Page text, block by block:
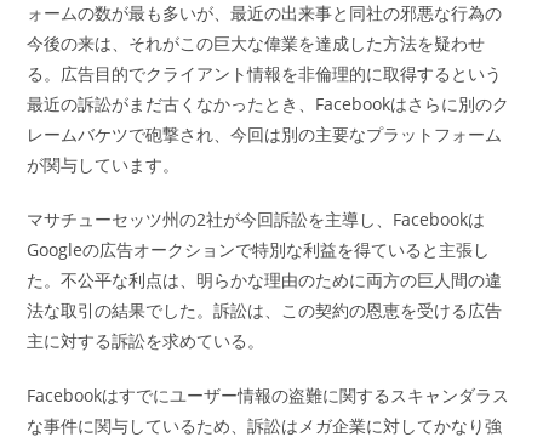
ォームの数が最も多いが、最近の出来事と同社の邪悪な行為の
今後の来は、それがこの巨大な偉業を達成した方法を疑わせ
る。広告目的でクライアント情報を非倫理的に取得するという
最近の訴訟がまだ古くなかったとき、Facebookはさらに別のク
レームバケツで砲撃され、今回は別の主要なプラットフォーム
が関与しています。
マサチューセッツ州の2社が今回訴訟を主導し、Facebookは
Googleの広告オークションで特別な利益を得ていると主張し
た。不公平な利点は、明らかな理由のために両方の巨人間の違
法な取引の結果でした。訴訟は、この契約の恩恵を受ける広告
主に対する訴訟を求めている。
Facebookはすでにユーザー情報の盗難に関するスキャンダラス
な事件に関与しているため、訴訟はメガ企業に対してかなり強